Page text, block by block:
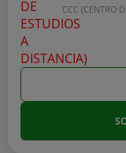
CCC (CENTRO